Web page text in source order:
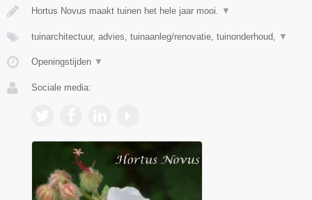
Hortus Novus maakt tuinen het hele jaar mooi. ▼
tuinarchitectuur, advies, tuinaanleg/renovatie, tuinonderhoud, ▼
Openingstijden ▼
Sociale media: